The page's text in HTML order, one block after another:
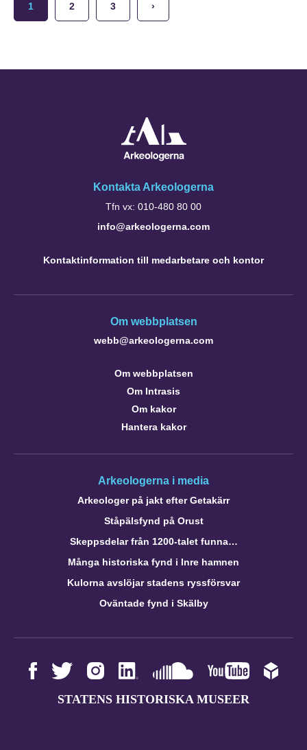
1 2 3 ›
Kontakta Arkeologerna
Tfn vx: 010-480 80 00
info@arkeologerna.com
Kontaktinformation till medarbetare och kontor
Om webbplatsen
webb@arkeologerna.com
Om webbplatsen
Om Intrasis
Om kakor
Hantera kakor
Arkeologerna i media
Arkeologer på jakt efter Getakärr
Ståpälsfynd på Orust
Skeppsdelar från 1200-talet funna…
Många historiska fynd i Inre hamnen
Kulorna avslöjar stadens ryssförsvar
Oväntade fynd i Skälby
STATENS HISTORISKA MUSEER